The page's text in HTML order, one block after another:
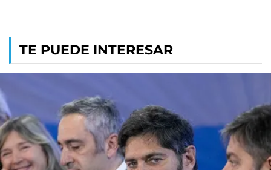
TE PUEDE INTERESAR